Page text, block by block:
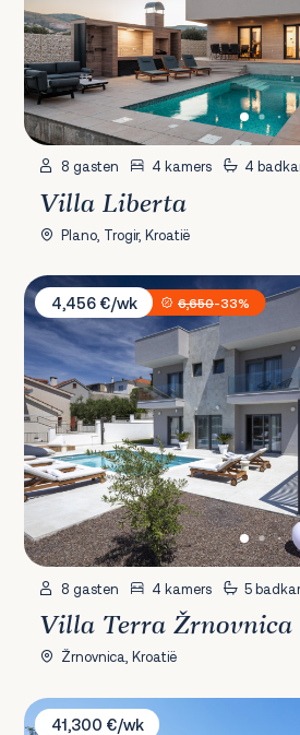
8 gasten 4 kamers 4
Villa Liberta
Plano, Trogir, Kroatië
Villa Terra Žrnovnica
4,456 €/wk
6,650-33%
8 gasten 4 kamers 5
Villa Terra Žrnovnica
Žrnovnica, Kroatië
Villa Vale Estate
41,300 €/wk